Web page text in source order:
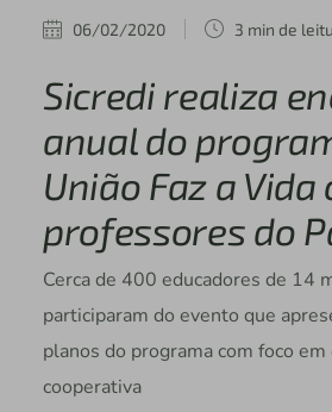
06/02/2020 3 min de
Sicredi realiza
anual do
União Faz a Vida
professores do
Cerca de 400 educadores de 14
participaram do evento que
planos do programa com foco em
cooperativa